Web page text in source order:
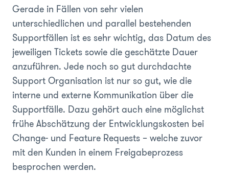
Gerade in Fällen von sehr vielen
unterschiedlichen und parallel bestehenden
Supportfällen ist es sehr wichtig, das Datum des
jeweiligen Tickets sowie die geschätzte Dauer
anzuführen. Jede noch so gut durchdachte
Support Organisation ist nur so gut, wie die
interne und externe Kommunikation über die
Supportfälle. Dazu gehört auch eine möglichst
frühe Abschätzung der Entwicklungskosten bei
Change- und Feature Requests – welche zuvor
mit den Kunden in einem Freigabeprozess
besprochen werden.